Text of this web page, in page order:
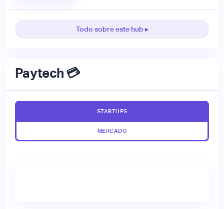
Todo sobre este hub ▸
Paytech 💳
STARTUPS
MERCADO